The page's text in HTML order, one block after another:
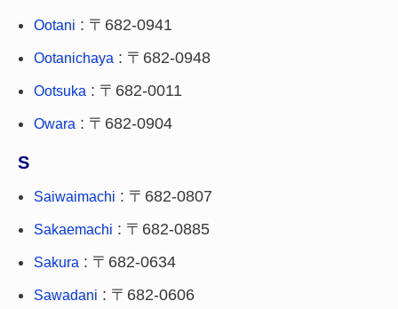
Ootani : 〒682-0941
Ootanichaya : 〒682-0948
Ootsuka : 〒682-0011
Owara : 〒682-0904
S
Saiwaimachi : 〒682-0807
Sakaemachi : 〒682-0885
Sakura : 〒682-0634
Sawadani : 〒682-0606